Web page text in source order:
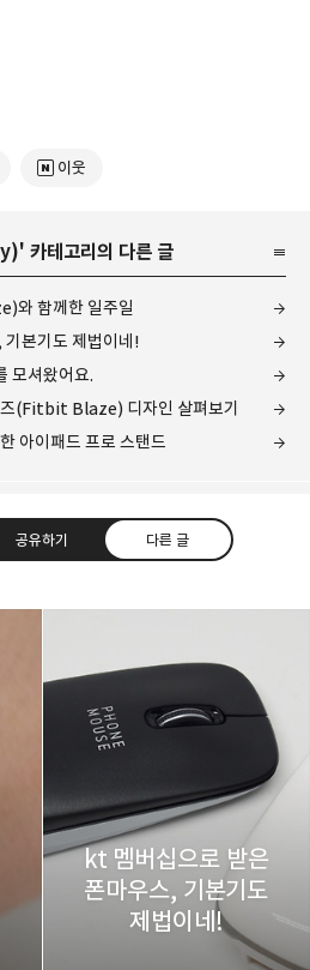
이웃
' 카테고리의 다른 글
와 함께한 일주일
본기도 제법이네!
모셔왔어요.
(Fitbit Blaze) 디자인 살펴보기
아이패드 프로 스탠드
공유하기 다른 글
도를 갖춘 보편적
인.
트위터
네이버 블로그
kt 멤버십으로 받은
폰마우스, 기본기도
제법이네!